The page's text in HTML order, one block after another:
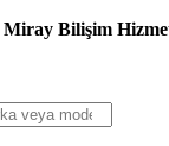
Miray Bilişim